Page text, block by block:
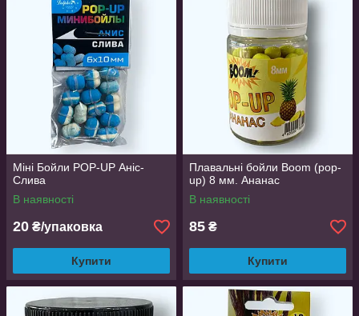
Міні Бойли POP-UP Аніс-
Слива
В наявності
20 ₴/упаковка
Купити
Плавальні бойли Boom (pop-
up) 8 мм. Ананас
В наявності
85 ₴
Купити